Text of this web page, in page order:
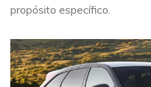
propósito específico.